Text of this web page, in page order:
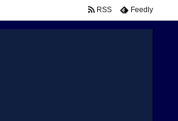
RSS Feedly